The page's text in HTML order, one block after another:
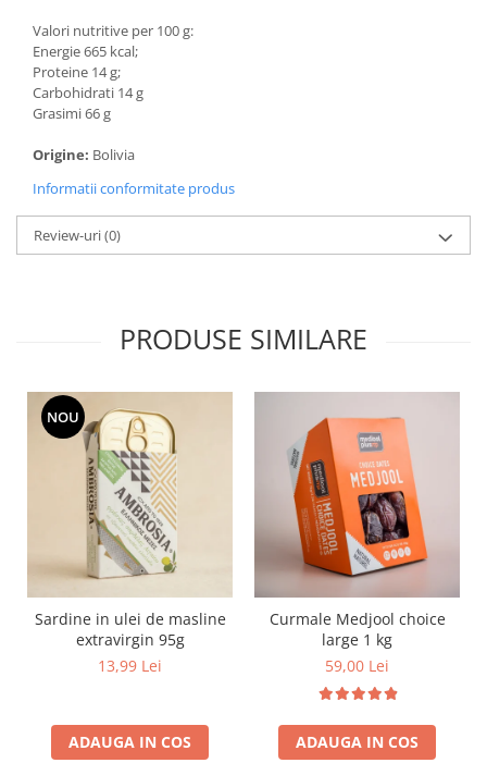
Valori nutritive per 100 g:
Energie 665 kcal;
Proteine 14 g;
Carbohidrati 14 g
Grasimi 66 g
Origine: Bolivia
Informatii conformitate produs
Review-uri(0)
PRODUSE SIMILARE
NOU
Sardine in ulei de masline
extravirgin 95g
13,99 Lei
ADAUGA IN COS
Curmale Medjool choice
large 1 kg
59,00 Lei
ADAUGA IN COS